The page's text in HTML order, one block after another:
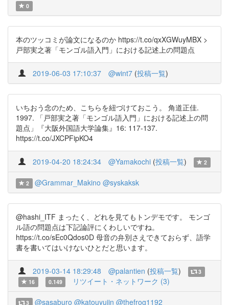
0
本のツッコミが論文になるのか https://t.co/qxXGWuyMBX >
戸部実之著「モンゴル語入門」における記述上の問題点
2019-06-03 17:10:37 @wint7 (投稿一覧)
いちおう念のため、こちらを紐づけておこう。 角道正佳.
1997. 「戸部実之著「モンゴル語入門」における記述上の問
題点」『大阪外国語大学論集』16: 117-137.
https://t.co/JXCPFipKO4
2019-04-20 18:24:34 @Yamakochi (投稿一覧) 2
2 @Grammar_Makino @syskaksk
@hashi_ITF まったく、どれを見てもトンデモです。 モンゴ
ル語の問題点は下記論評にくわしいですね。
https://t.co/sEc0Qdos0D 母音の弁別さえできておらず、語学
書を書いてはいけないひとだと思います。
2019-03-14 18:29:48 @palantien (投稿一覧)
3
16
0.149 リツイート・ネットワーク (3)
3 @sasaburo @katouyujin @thefrog1192